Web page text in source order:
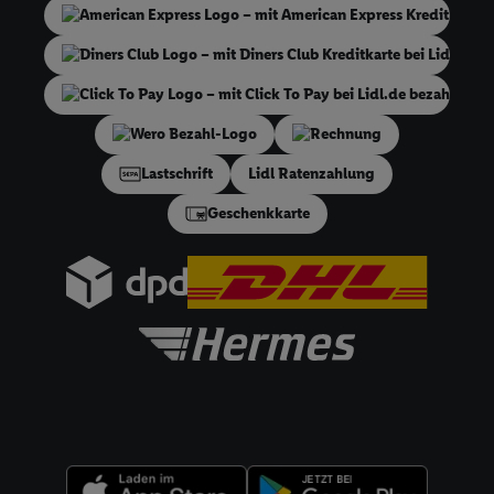
Rechnung
Lastschrift Lidl Ratenzahlung
Geschenkkarte
Werbung, zur Zielgruppenforschung, zur Entwicklung von
technischen Sicherung und Optimierung dieser
Sofern Sie hier Ihre Zustimmung dazu erteilen und danach ein Lidl
erstellen bzw. sich in Ihr bestehendes Lidl Plus-Konto einloggen,
hinaus auch Ihre dort angegebene E-Mail-Adresse von uns in
Verantwortlichkeit mit einem der oben genannten Partner
daraus eine spezielle Online-Kennung zu erstellen (die sogenannte
sodann ähnlich wie die sogleich beschriebene Utiq-Kennung
um Sie in von Dritten betriebenen Diensten zu erkennen und Ihnen
Werbung auszuspielen. Hierzu wird von uns und einem der anderen
genannten Partner auch Ihre in einen Hashwert umgewandelte E-
gemeinsamer Verantwortlichkeit verarbeitet.
Zudem erlauben Sie uns, der Utiq SA/NV („Utiq“) und
Telekommunikationsnetzbetreiber , die Utiq-Technologie in
Referenz, wie z.B. Ihrer Mobilfunknummer, eine Kennung für Utiq